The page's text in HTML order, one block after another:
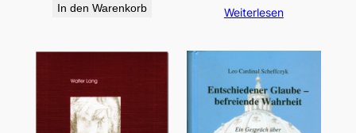
In den Warenkorb Weiterlesen